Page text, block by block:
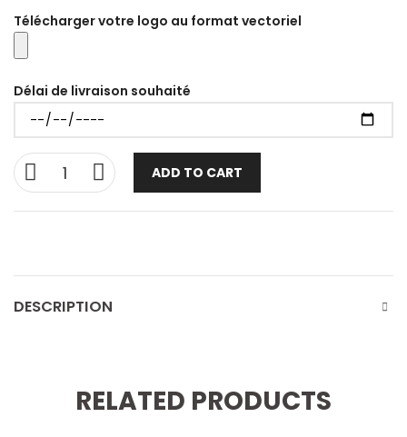
Télécharger votre logo au format vectoriel
Délai de livraison souhaité
ADD TO CART
DESCRIPTION
RELATED PRODUCTS